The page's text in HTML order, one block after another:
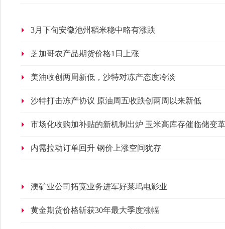
3月下旬安徽池州稻米稳中略有涨跌
芝加哥农产品期货价格1日上涨
美油收创两周新低，沙特对冻产态度冷淡
沙特打击冻产协议 原油周五收跌创两周以来新低
市场化收购加补贴的新机制出炉 玉米高库存催临储变革
内需拉动订单回升 钢价上涨空间犹存
澳矿业公司拓宽业务进军好莱坞电影业
黄金期货价格斩获30年最大季度涨幅